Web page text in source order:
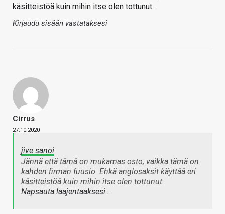
käsitteistöä kuin mihin itse olen tottunut.
Kirjaudu sisään vastataksesi
Cirrus
27.10.2020
jive sanoi
Jännä että tämä on mukamas osto, vaikka tämä on
kahden firman fuusio. Ehkä anglosaksit käyttää eri
käsitteistöä kuin mihin itse olen tottunut.
Napsauta laajentaaksesi…